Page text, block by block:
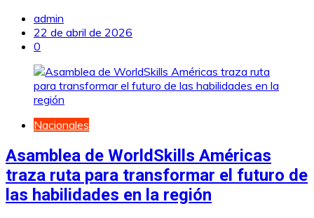
admin
22 de abril de 2026
0
Nacionales
Asamblea de WorldSkills Américas
traza ruta para transformar el futuro de
las habilidades en la región